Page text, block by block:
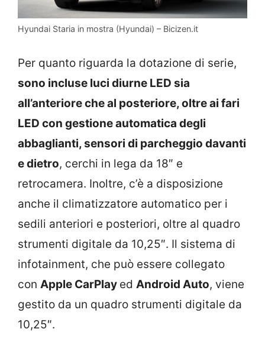
Hyundai Staria in mostra (Hyundai) – Bicizen.it
Per quanto riguarda la dotazione di serie,
sono incluse luci diurne LED sia
all’anteriore che al posteriore, oltre ai fari
LED con gestione automatica degli
abbaglianti, sensori di parcheggio davanti
e dietro, cerchi in lega da 18″ e
retrocamera. Inoltre, c’è a disposizione
anche il climatizzatore automatico per i
sedili anteriori e posteriori, oltre al quadro
strumenti digitale da 10,25″. Il sistema di
infotainment, che può essere collegato
con Apple CarPlay ed Android Auto, viene
gestito da un quadro strumenti digitale da
10,25″.